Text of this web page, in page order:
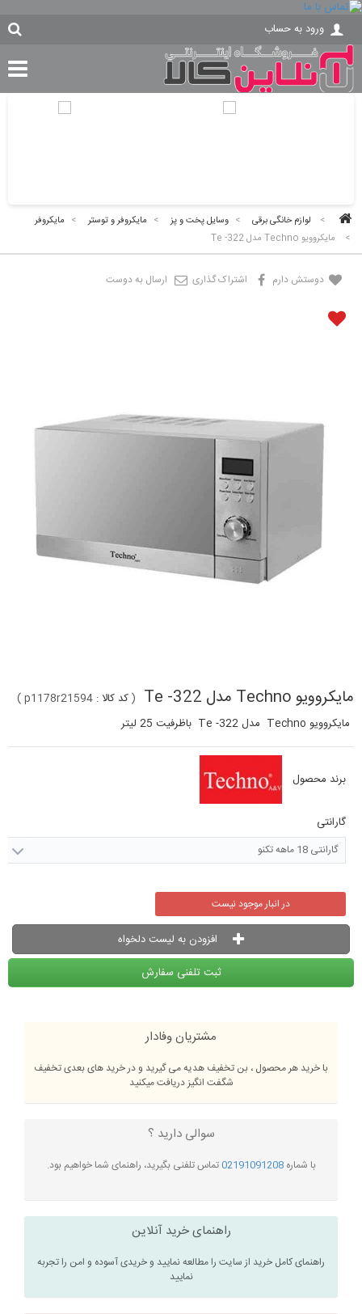
ورود به حساب
> لوازم خانگی برقی > وسایل پخت و پز > مایکروفر و توستر > مایکروفر
>
مایکروویو Techno مدل Te -322
دوستش دارم اشتراک گذاری ارسال به دوست
مایکروویو Techno مدل Te -322 (کد کالا : p1178r21594
)
مایکروویو Techno مدل Te -322 باظرفیت
25 لیتر
برند محصول
گارانتی
گارانتی 18 ماهه تکنو
در انبار موجود نیست
افزودن به لیست دلخواه
ثبت تلفنی سفارش
مشتریان وفادار
با خرید هر محصول ، بن تخفیف هدیه می گیرید و در خرید های بعدی تخفیف
شگفت انگیز دریافت میکنید
سوالی دارید ؟
با شماره02191091208تماس تلفنی بگیرید، راهنمای شما خواهیم بود.
راهنمای خرید آنلاین
راهنمای کامل خرید از سایت را مطالعه نمایید و خریدی آسوده و امن را تجربه
نمایید